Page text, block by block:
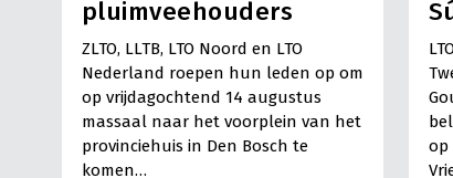
pluimveehouders
ZLTO, LLTB, LTO Noord en LTO
Nederland roepen hun leden op om
op vrijdagochtend 14 augustus
massaal naar het voorplein van het
provinciehuis in Den Bosch te
komen…
op